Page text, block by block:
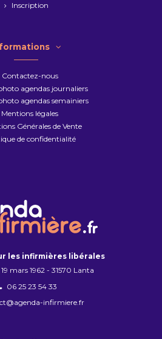
Inscription
Contactez-nous
agendas journaliers
agendas semainiers
Mentions légales
Générales de Vente
de confidentialité
les infirmières libérales
mars 1962 - 31570 Lanta
06 25 23 54 33
infirmiere.fr